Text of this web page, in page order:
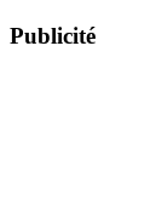
Publicité